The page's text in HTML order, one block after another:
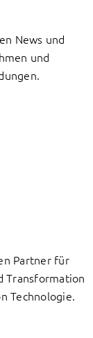
News und
und
Partner für
Transformation
Technologie.